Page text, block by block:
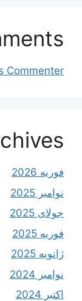
Commenter
فوریه 2026
نوامبر 2025
جولای 2025
فوریه 2025
ژانویه 2025
نوامبر 2024
اکتبر 2024